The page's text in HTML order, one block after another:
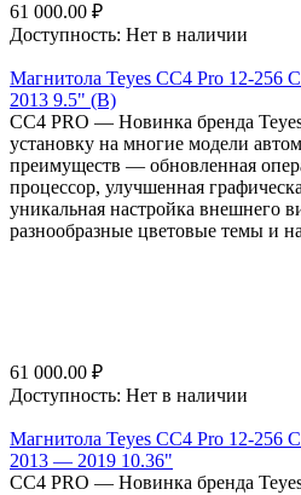
61 000.00 ₽
Доступность: Нет в наличии
Магнитола Teyes CC4 Pro 12-256
2013 9.5" (B)
СС4 PRO — Новинка бренда
установку на многие модели
преимуществ — обновленная
процессор, улучшенная
уникальная настройка внешнего
разнообразные цветовые темы и
61 000.00 ₽
Доступность: Нет в наличии
Магнитола Teyes CC4 Pro 12-256
2013 — 2019 10.36"
СС4 PRO — Новинка бренда